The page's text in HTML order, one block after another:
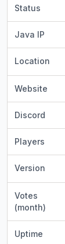
Status
Java IP
Location
Website
Discord
Players
Version
Votes
(month)
Uptime